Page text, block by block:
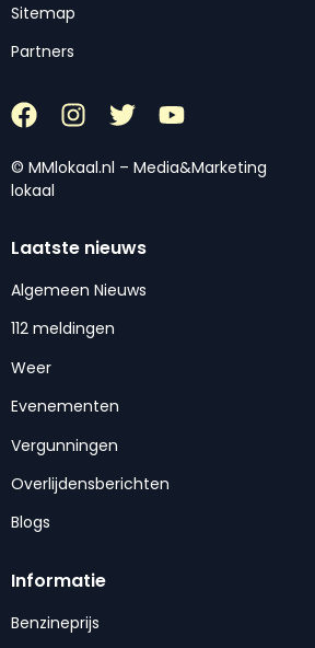
Sitemap
Partners
© MMlokaal.nl – Media&Marketing
lokaal
Laatste nieuws
Algemeen Nieuws
112 meldingen
Weer
Evenementen
Vergunningen
Overlijdensberichten
Blogs
Informatie
Benzineprijs